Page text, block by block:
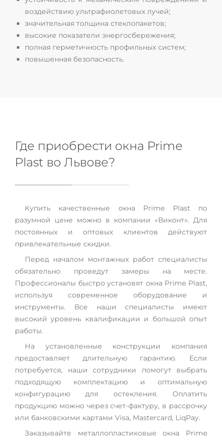
воздействию ультрафиолетовых лучей;
значительная толщина стеклопакетов;
высокие показатели энергосбережения;
полная герметичность профильных систем;
повышенная безопасность.
Где приобрести окна Prime
Plast во Львове?
Купить качественные окна Prime Plast по
разумной цене можно в компании «Виконт». Для
постоянных и оптовых клиентов действуют
привлекательные скидки.
Перед началом монтажных работ специалисты
обязательно проведут замеры на месте.
Профессионалы быстро установят окна Prime Plast,
используя современное оборудование и
инструменты. Все наши специалисты имеют
высокий уровень квалификации и большой опыт
работы.
На установленные конструкции компания
предоставляет длительную гарантию. Если
потребуется, наши сотрудники помогут выбрать
подходящую комплектацию и оптимальную
конфигурацию для остекления. Оплатить
продукцию можно через счет-фактуру, в рассрочку
или банковскими картами Visa, Mastercard, LiqPay.
Заказывайте металлопластиковые окна Prime